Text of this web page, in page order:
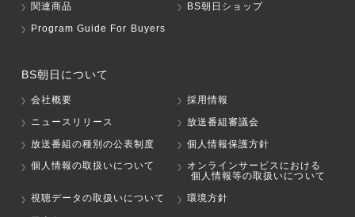
関連商品
BS朝日ショップ
Program Guide For Buyers
BS朝日について
会社概要
採用情報
ニュースリリース
放送番組審議会
放送番組の種別の公表制度
個人情報保護方針
個人情報の取扱いについて
オンラインサービスにおける
個人情報等の取扱いについて
視聴データの取扱いについて
環境方針